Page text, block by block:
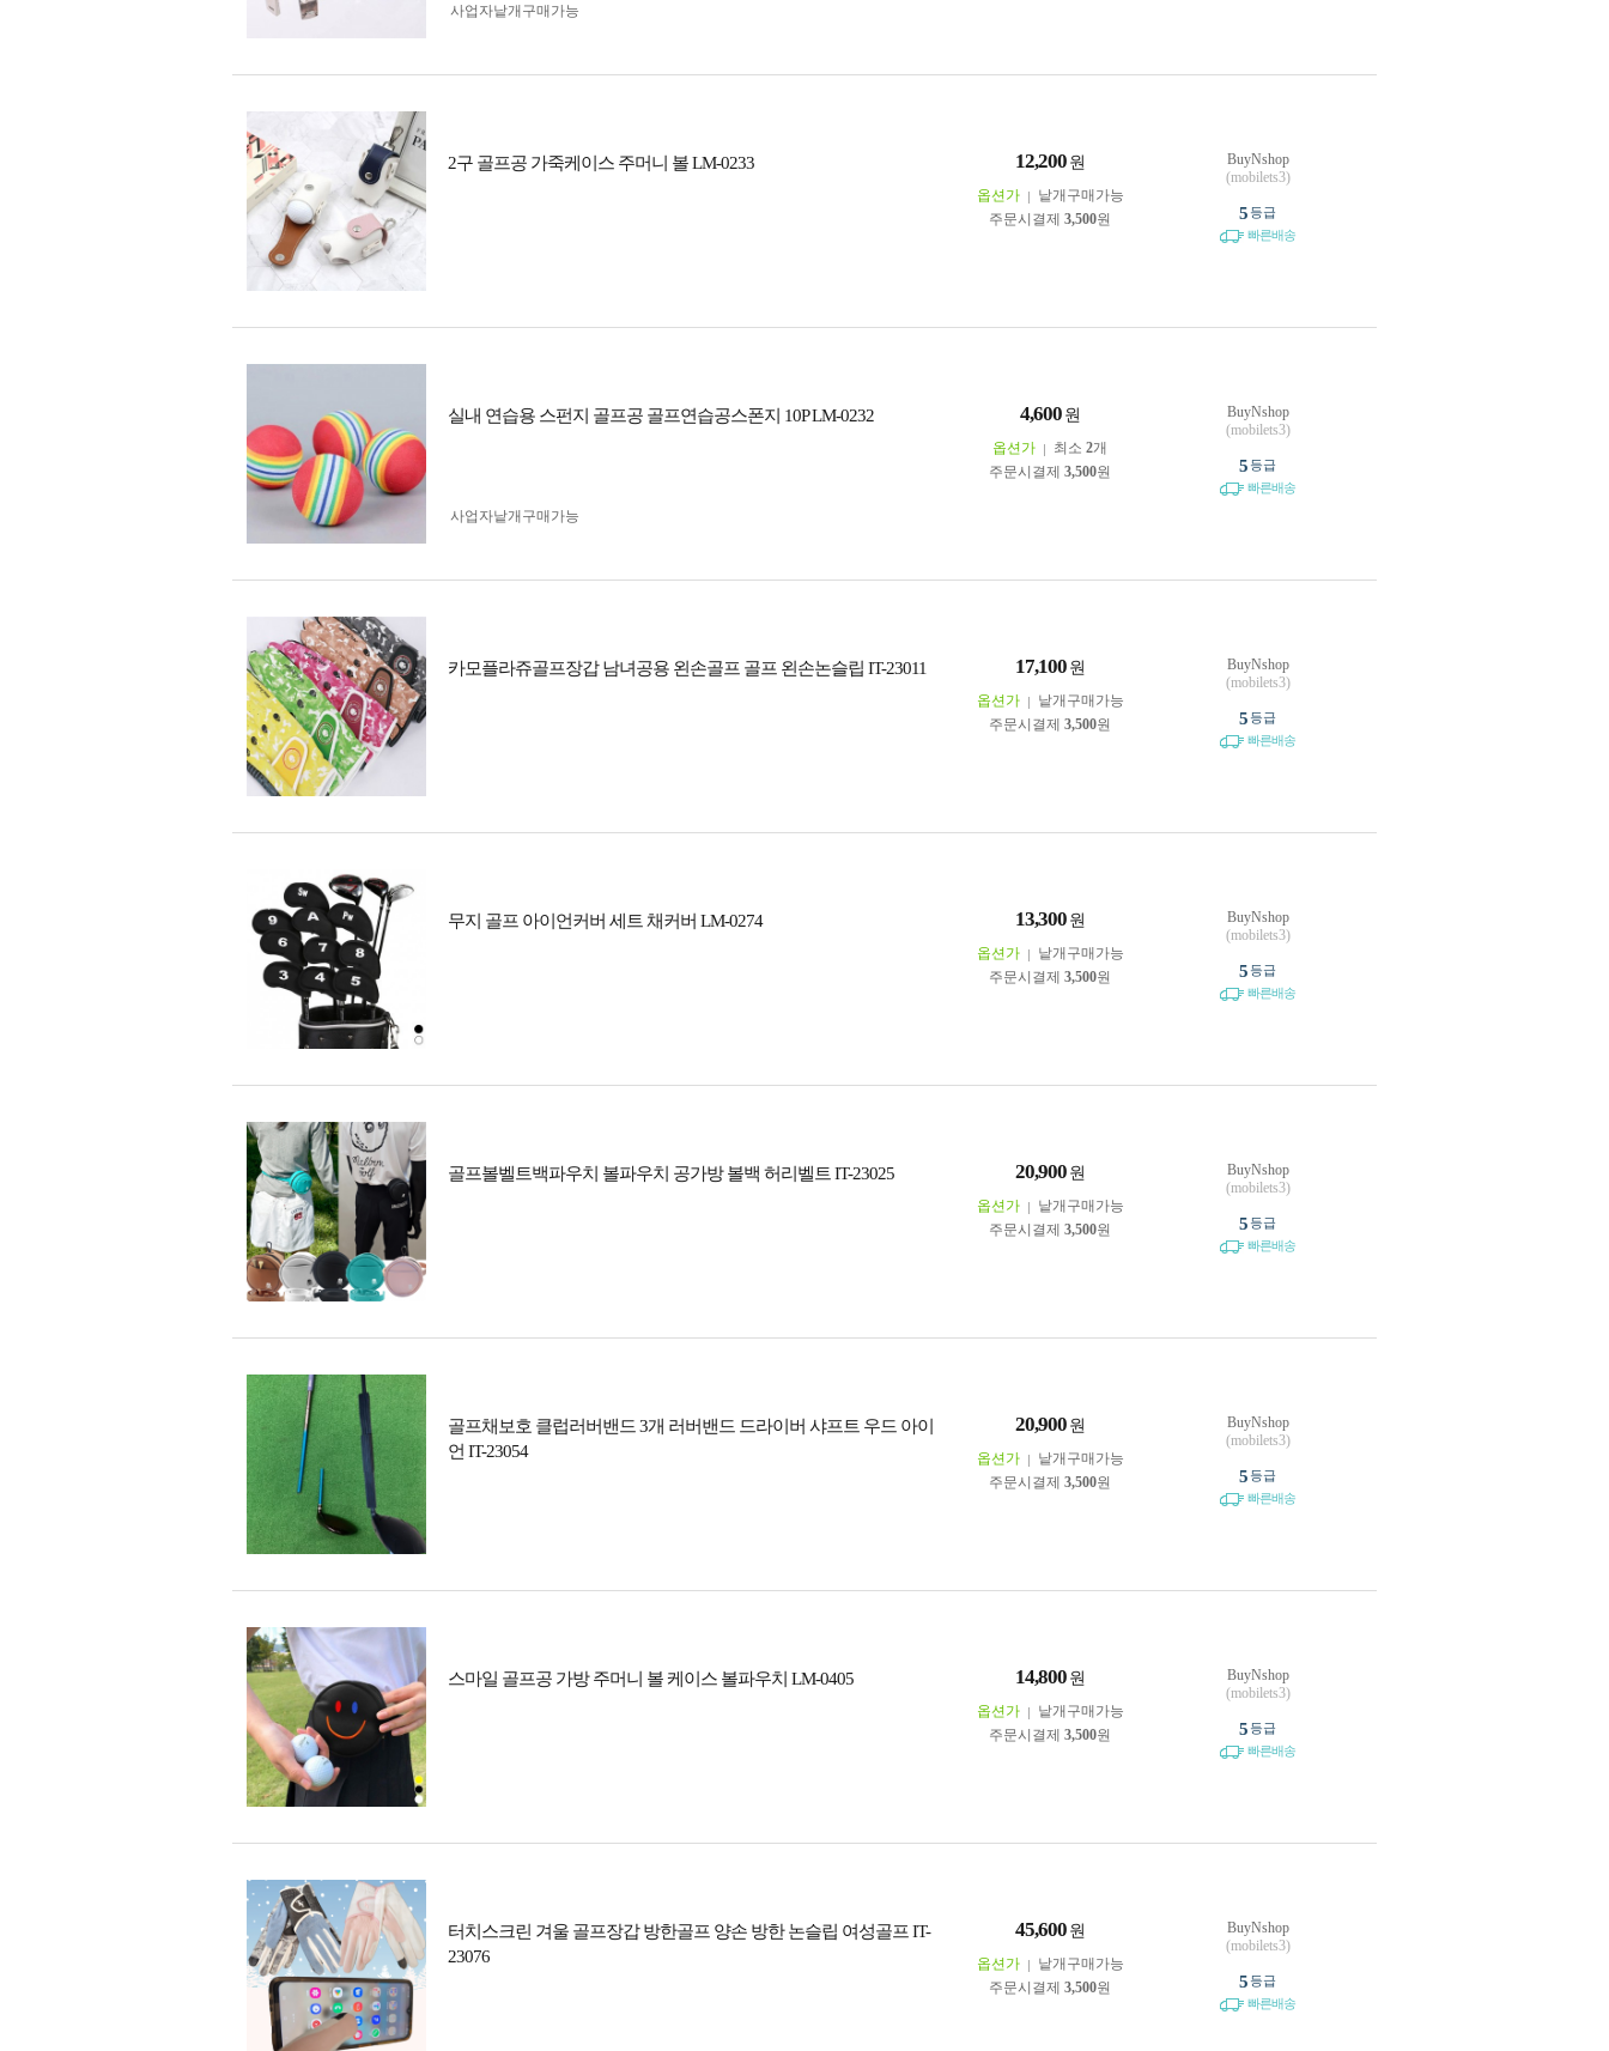
사업자 낱개구매가능
2구 골프공 가죽케이스 주머니 볼 LM-0233 12,200 원
옵션가
낱개구매가능
주문시결제 3,500원
BuyNshop
(mobilets3)
5등급
빠른배송
실내 연습용 스펀지 골프공 골프연습공스폰지 10P LM-0232 4,600 원
옵션가 최소 2개
주문시결제 3,500원
사업자 낱개구매가능
BuyNshop
(mobilets3)
5등급
빠른배송
카모플라쥬골프장갑 남녀공용 왼손골프 골프 왼손논슬립 IT-23011 17,100 원
옵션가
낱개구매가능
주문시결제 3,500원
BuyNshop
(mobilets3)
5등급
빠른배송
무지 골프 아이언커버 세트 채커버 LM-0274 13,300 원
옵션가
낱개구매가능
주문시결제 3,500원
BuyNshop
(mobilets3)
5등급
빠른배송
골프볼벨트백파우치 볼파우치 공가방 볼백 허리벨트 IT-23025 20,900 원
옵션가
낱개구매가능
주문시결제 3,500원
BuyNshop
(mobilets3)
5등급
빠른배송
골프채보호 클럽러버밴드 3개 러버밴드 드라이버 샤프트 우드 아이
언 IT-23054
20,900 원
옵션가
낱개구매가능
주문시결제 3,500원
BuyNshop
(mobilets3)
5등급
빠른배송
스마일 골프공 가방 주머니 볼 케이스 볼파우치 LM-0405 14,800 원
옵션가
낱개구매가능
주문시결제 3,500원
BuyNshop
(mobilets3)
5등급
빠른배송
터치스크린 겨울 골프장갑 방한골프 양손 방한 논슬립 여성골프 IT-
23076
45,600 원
옵션가
낱개구매가능
주문시결제 3,500원
BuyNshop
(mobilets3)
5등급
빠른배송